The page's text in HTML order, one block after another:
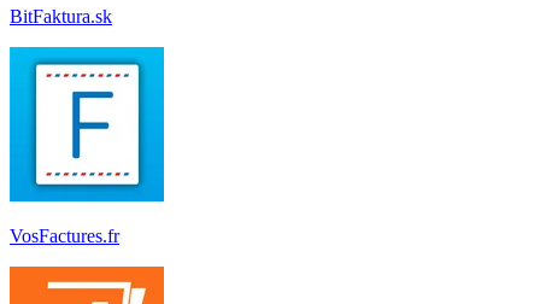
BitFaktura.sk
VosFactures.fr